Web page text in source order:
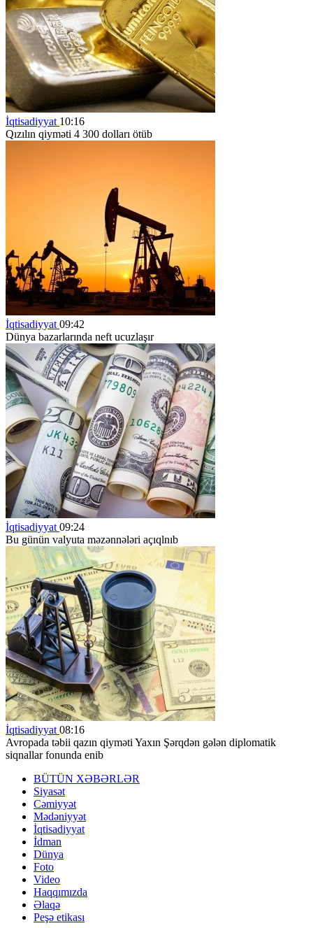
İqtisadiyyat 10:16
Qızılın qiyməti 4 300 dolları ötüb
İqtisadiyyat 09:42
Dünya bazarlarında neft ucuzlaşır
İqtisadiyyat 09:24
Bu günün valyuta məzənnələri açıqlnıb
İqtisadiyyat 08:16
Avropada təbii qazın qiyməti Yaxın Şərqdən gələn diplomatik
siqnallar fonunda enib
BÜTÜN XƏBƏRLƏR
Siyasət
Cəmiyyət
Mədəniyyət
İqtisadiyyat
İdman
Dünya
Foto
Video
Haqqımızda
Əlaqə
Peşə etikası